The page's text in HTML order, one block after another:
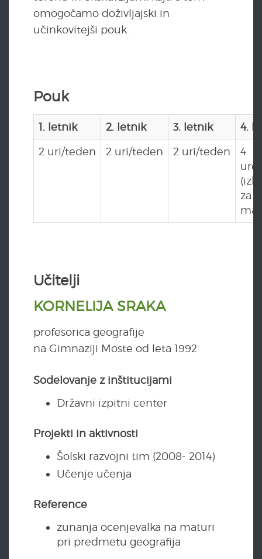
omogočamo doživljajski in
učinkovitejši pouk.
Pouk
1. letnik 2. letnik 3. letnik
4.
2 uri/teden
2 uri/teden 2 uri/teden
4
za
Učitelji
KORNELIJA SRAKA
profesorica geografije
na Gimnaziji Moste od leta 1992
Sodelovanje z inštitucijami
Državni izpitni center
Projekti in aktivnosti
Šolski razvojni tim (2008- 2014)
Učenje učenja
Reference
zunanja ocenjevalka na maturi
pri predmetu geografija